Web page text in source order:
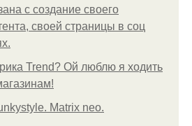
с создание своего
своей страницы в соц
Trend? Ой люблю я ходить
Matrix neo.